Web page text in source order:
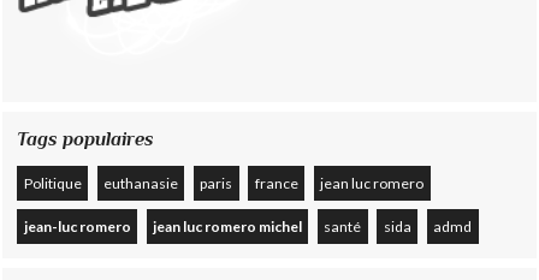
Tags populaires
Politique euthanasie paris france jean luc romero
jean-luc romero jean luc romero michel santé sida admd